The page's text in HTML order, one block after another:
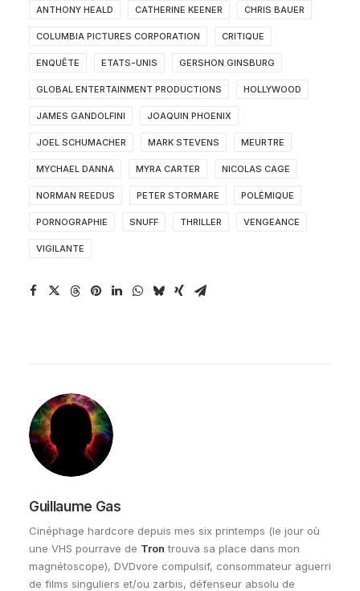
ANTHONY HEALD CATHERINE KEENER CHRIS BAUER
COLUMBIA PICTURES CORPORATION CRITIQUE
ENQUÊTE ETATS-UNIS GERSHON GINSBURG
GLOBAL ENTERTAINMENT PRODUCTIONS HOLLYWOOD
JAMES GANDOLFINI JOAQUIN PHOENIX
JOEL SCHUMACHER MARK STEVENS MEURTRE
MYCHAEL DANNA MYRA CARTER NICOLAS CAGE
NORMAN REEDUS PETER STORMARE POLÉMIQUE
PORNOGRAPHIE SNUFF THRILLER VENGEANCE
VIGILANTE
Guillaume Gas
Cinéphage hardcore depuis mes six printemps (le jour où
une VHS pourrave de Tron trouva sa place dans mon
magnétoscope), DVDvore compulsif, consommateur aguerri
de films singuliers et/ou zarbis, défenseur absolu de